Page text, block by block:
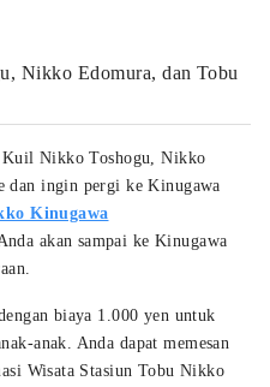
Nikko Edomura, dan Tobu
Kuil Nikko Toshogu, Nikko
dan ingin pergi ke Kinugawa
Kinugawa
akan sampai ke Kinugawa
biaya 1.000 yen untuk
anak. Anda dapat memesan
Wisata Stasiun Tobu Nikko